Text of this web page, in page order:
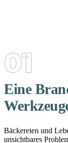
Eine
Bäckereien und
unsichtbares